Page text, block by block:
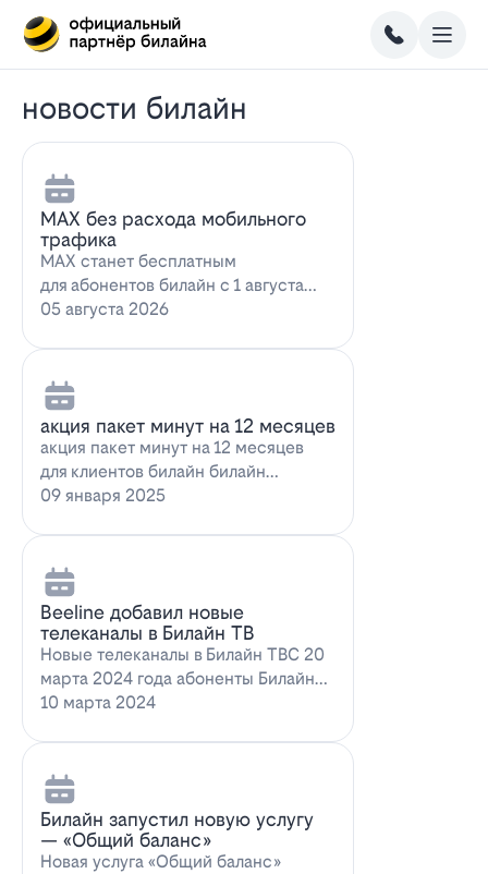
новости билайн
MAX без расхода мобильного
трафика
MAX станет бесплатным
для абонентов билайн с 1 августа
2026 года использование
05 августа 2026
акция пакет минут на 12 месяцев
акция пакет минут на 12 месяцев
для клиентов билайн билайн
запускает новое выгодное
09 января 2025
Beeline добавил новые
телеканалы в Билайн ТВ
Новые телеканалы в Билайн ТВС 20
марта 2024 года абоненты Билайн
ТВ получат возможность
10 марта 2024
Билайн запустил новую услугу
— «Общий баланс»
Новая услуга «Общий баланс»